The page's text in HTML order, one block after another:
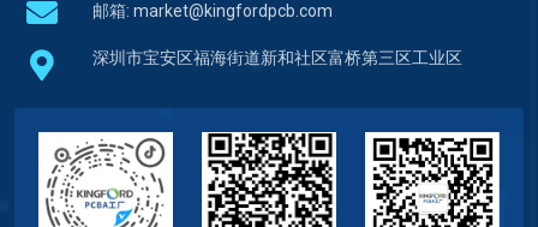
邮箱: market@kingfordpcb.com
深圳市宝安区福海街道新和社区富桥第三区工业区